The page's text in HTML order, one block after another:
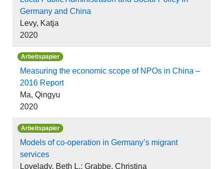
Germany and China
Levy, Katja
2020
Arbeitspapier
Measuring the economic scope of NPOs in China –
2016 Report
Ma, Qingyu
2020
Arbeitspapier
Models of co-operation in Germany’s migrant
services
Lovelady, Beth L.; Grabbe, Christina